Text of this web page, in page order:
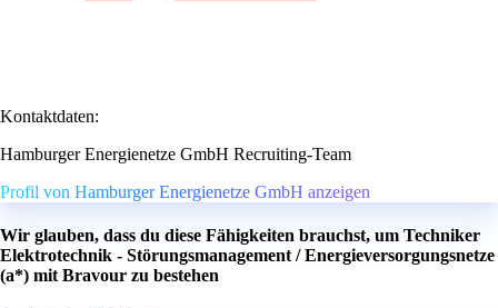
Kontaktdaten:
Hamburger Energienetze GmbH Recruiting-Team
Profil von Hamburger Energienetze GmbH anzeigen
Wir glauben, dass du diese Fähigkeiten brauchst, um Techniker
Elektrotechnik - Störungsmanagement / Energieversorgungsnetze
(a*) mit Bravour zu bestehen